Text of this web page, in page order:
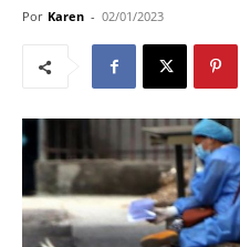
Por Karen - 02/01/2023